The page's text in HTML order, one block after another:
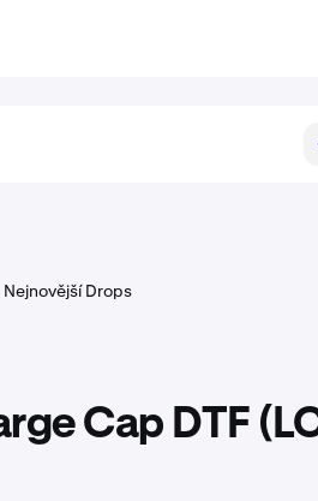
Nejnovější Drops
Cap DTF